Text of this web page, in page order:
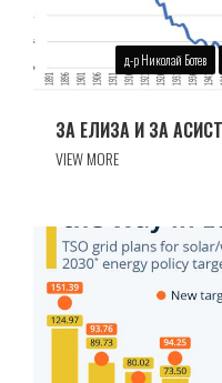
д-р Николай Ботев
ЗА ЕЛИЗА И ЗА
VIEW MORE